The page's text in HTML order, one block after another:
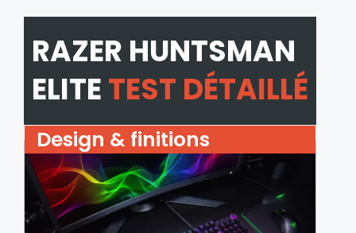
RAZER HUNTSMAN
ELITETEST DÉTAILLÉ
Design & finitions